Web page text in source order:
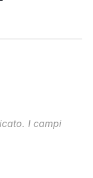
I campi